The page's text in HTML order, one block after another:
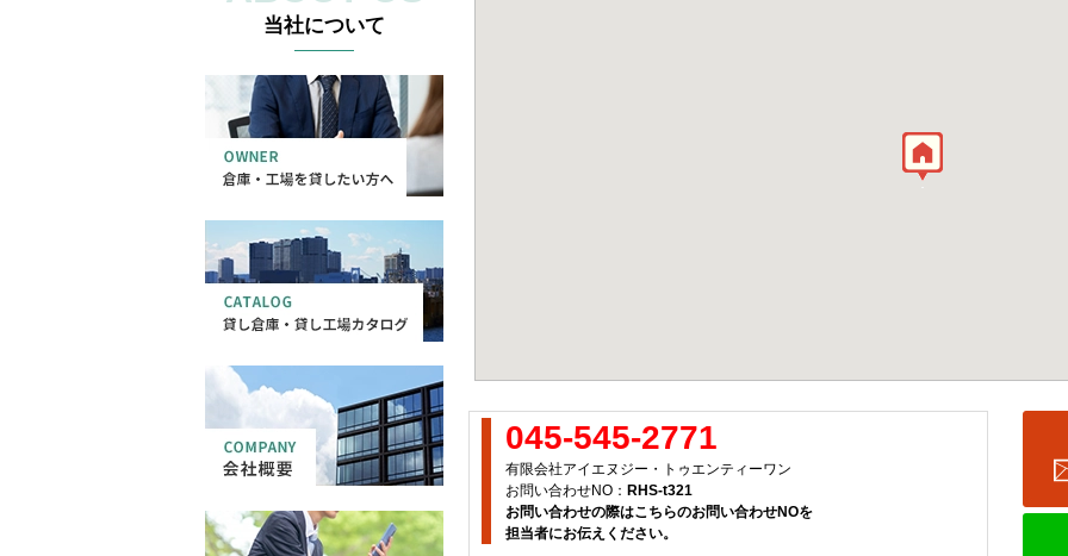
045-545-2771
有限会社アイエヌジー・トゥエンティーワン
お問い合わせNO： RHS-t321
お問い合わせの際はこちらのお問い合わせNOを
担当者にお伝えください。
当社について